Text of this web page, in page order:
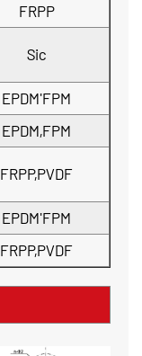
FRPP
Sic
EPDM'FPM
EPDM,FPM
FRPP,PVDF
EPDM'FPM
FRPP,PVDF